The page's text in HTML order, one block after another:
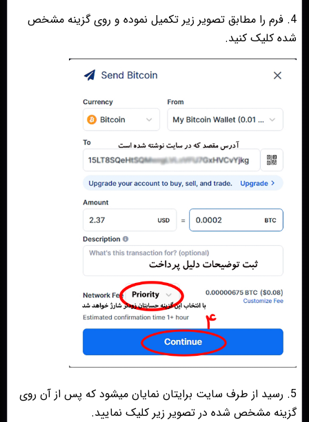
4. فرم را مطابق تصویر زیر تکمیل نموده و روی گزینه مشخص
شده کلیک کنید.
5. رسید از طرف سایت برایتان نمایان میشود که پس از آن روی
گزینه مشخص شده در تصویر زیر کلیک نمایید.